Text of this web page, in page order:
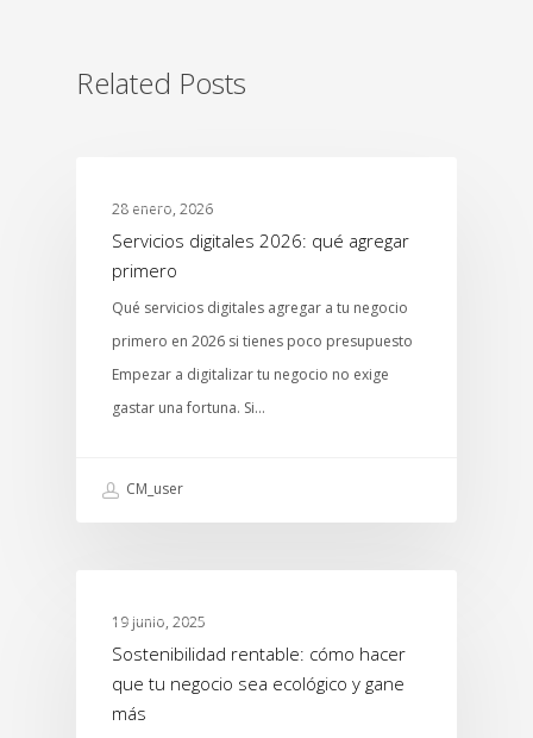
Related Posts
28 enero, 2026
Servicios digitales 2026: qué agregar
primero
Qué servicios digitales agregar a tu negocio
primero en 2026 si tienes poco presupuesto
Empezar a digitalizar tu negocio no exige
gastar una fortuna. Si…
CM_user
19 junio, 2025
Sostenibilidad rentable: cómo hacer
que tu negocio sea ecológico y gane
más